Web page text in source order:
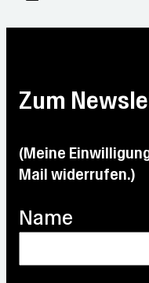
Zum
(Meine
Mail widerrufen.)
Name